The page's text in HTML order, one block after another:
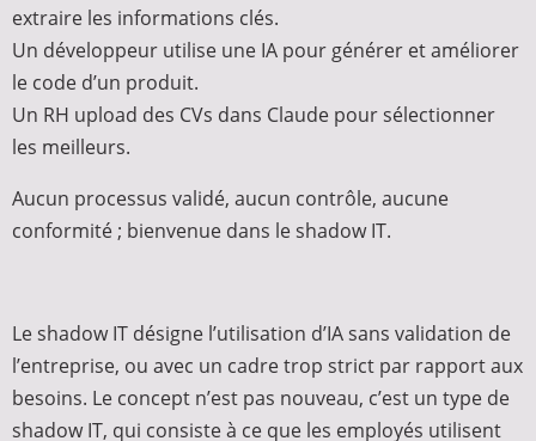
extraire les informations clés.
Un développeur utilise une IA pour générer et améliorer
le code d’un produit.
Un RH upload des CVs dans Claude pour sélectionner
les meilleurs.
Aucun processus validé, aucun contrôle, aucune
conformité ; bienvenue dans le shadow IT.
Le shadow IT désigne l’utilisation d’IA sans validation de
l’entreprise, ou avec un cadre trop strict par rapport aux
besoins. Le concept n’est pas nouveau, c’est un type de
shadow IT, qui consiste à ce que les employés utilisent